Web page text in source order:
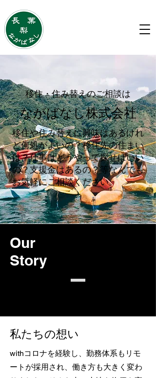
移住・住み替えのご相談は
ながばなし株式会社
移住や住み替えに興味はあるけれ
ど何処がよいの？移住先の住まい
は？仕事はどうやって探せばいい
の？支援金はあるの？等なんでも
お気軽にご相談ください。
Our
Story
私たちの想い
withコロナを経験し、勤務体系もリモ
ートが採用され、働き方も大きく変わ